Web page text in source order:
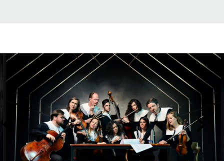
Skip